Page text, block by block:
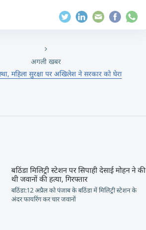
अगली खबर
महिला सुरक्षा पर अखिलेश ने सरकार को घेरा
बठिंडा मिलिट्री स्टेशन पर सिपाही देसाई मोहन ने की
थी जवानों की हत्या, गिरफ्तार
बठिंडा:12 अप्रैल को पंजाब के बठिंडा में मिलिट्री स्टेशन के
अंदर फायरिंग कर चार जवानों